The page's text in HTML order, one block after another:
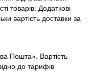
товарів. Додаткові
вартість доставки за
Пошта». Вартість
до тарифів